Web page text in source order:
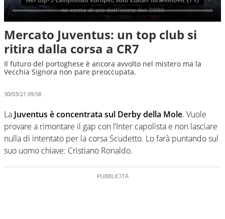
Mercato Juventus: un top club si
ritira dalla corsa a CR7
Il futuro del portoghese è ancora avvolto nel mistero ma la
Vecchia Signora non pare preoccupata.
30/03/21 09:58
La Juventus è concentrata sul Derby della Mole. Vuole
provare a rimontare il gap con l’Inter capolista e non lasciare
nulla di intentato per la corsa Scudetto. Lo farà puntando sul
suo uomo chiave: Cristiano Ronaldo.